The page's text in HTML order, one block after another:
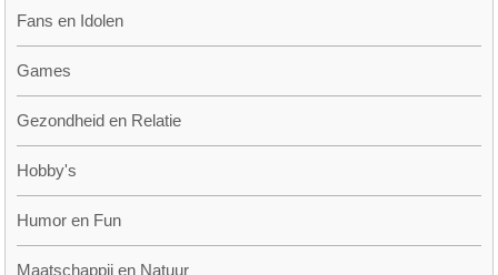
Fans en Idolen
Games
Gezondheid en Relatie
Hobby's
Humor en Fun
Maatschappij en Natuur